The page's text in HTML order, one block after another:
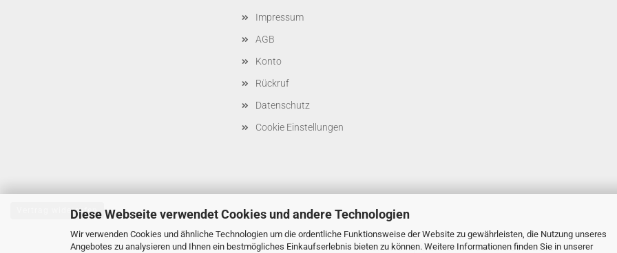
Diese Webseite verwendet Cookies und andere Technologien
Wir verwenden Cookies und ähnliche Technologien um die ordentliche Funktionsweise der Website zu gewährleisten, die Nutzung unseres
Angebotes zu analysieren und Ihnen ein bestmögliches Einkaufserlebnis bieten zu können. Weitere Informationen finden Sie in unserer
Impressum
AGB
Konto
Rückruf
Datenschutz
Cookie Einstellungen
Vertrag widerrufen
Onlineshop erstellen mit Gambio.de © 2026